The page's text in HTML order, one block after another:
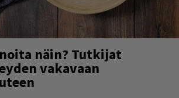
näin? Tutkijat
vakavaan